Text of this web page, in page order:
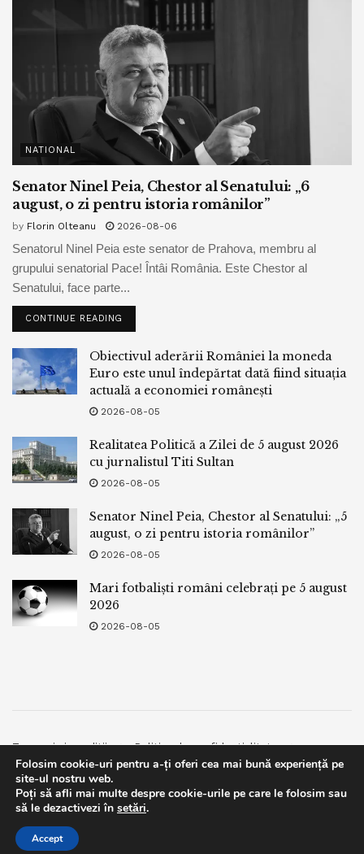
NATIONAL
Senator Ninel Peia, Chestor al Senatului: „6
august, o zi pentru istoria românilor”
by Florin Olteanu 2026-08-06
Senatorul Ninel Peia este senator de Prahova, membru al
grupului senatorial Pace! Întâi România. Este Chestor al
Senatului, face parte...
CONTINUE READING
Obiectivul aderării României la moneda
Euro este unul îndepărtat dată fiind situația
actuală a economiei românești
2026-08-05
Realitatea Politică a Zilei de 5 august 2026
cu jurnalistul Titi Sultan
2026-08-05
Senator Ninel Peia, Chestor al Senatului: „5
august, o zi pentru istoria românilor”
2026-08-05
Mari fotbaliști români celebrați pe 5 august
2026
2026-08-05
Termeni si conditii
Politica de confidentialitate
Facebook
Contact
© 2019bpnews- Business & Politics Newsbpnews.
Folosim cookie-uri pentru a-ți oferi cea mai bună experiență pe
site-ul nostru web.
Poți să afli mai multe despre cookie-urile pe care le folosim sau
să le dezactivezi în setări.
Accept
This website uses GDPR cookies. By continuing to use this
website you are giving consent to cookies being used. Visit our
Privacy and Cookie Policy